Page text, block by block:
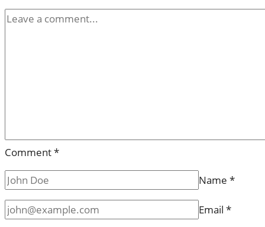
Comment*
Name *
Email *